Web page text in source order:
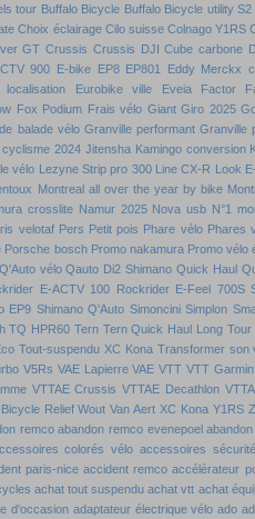
tour Buffalo Bicycle Buffalo Bicycle utility S2
Choix éclairage Cilo suisse Colnago Y1RS
GT Crussis Crussis DJI Cube carbone
900 E-bike EP8 EP801 Eddy Merckx
localisation Eurobike ville Eveia Factor
Fox Podium Frais vélo Giant Giro 2025
balade vélo Granville performant Granville
2024 Jitensha Kamingo conversion
vélo Lezyne Strip pro 300 Line CX-R Look
Montreal all over the year by bike
crosslite Namur 2025 Nova usb N°1
velotaf Pers Petit pois Phare vélo Phares
Porsche bosch Promo nakamura Promo vélo
Q'Auto vélo Qauto Di2 Shimano Quick Haul
E-ACTV 100 Rockrider E-Feel 700S
EP9 Shimano Q'Auto Simoncini Simplon
TQ HPR60 Tern Tern Quick Haul Long Tour
Tout-suspendu XC Kona Transformer son
V5Rs VAE Lapierre VAE VTT VTT Garmin
VTTAE Crussis VTTAE Decathlon
Relief Wout Van Aert XC Kona Y1RS
remco abandon remco evenepoel
colorés vélo accessoires
paris-nice accident remco accélérateur
achat tout suspendu achat vtt achat
d'occasion adaptateur électrique vélo ado